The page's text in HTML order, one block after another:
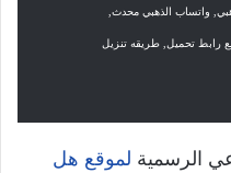
واتساب الذهبي محدث,
رابط تحميل, طريقه تنزيل
الرسمية لموقع هل